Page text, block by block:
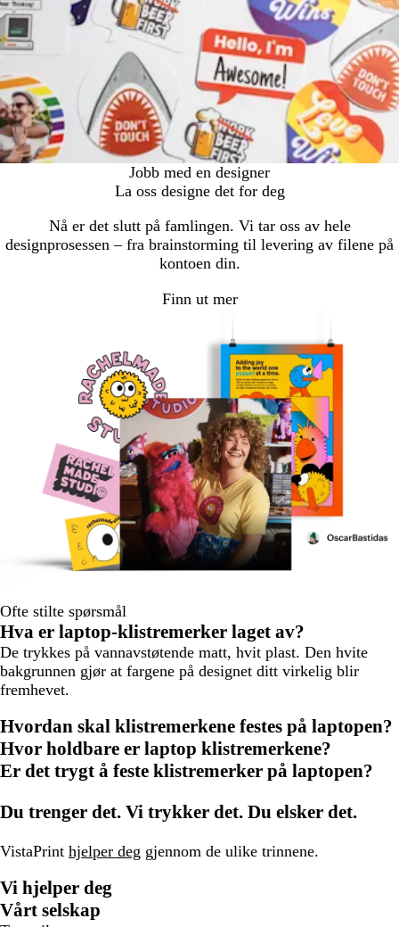
Jobb med en designer
La oss designe det for deg
Nå er det slutt på famlingen. Vi tar oss av hele
designprosessen – fra brainstorming til levering av filene på
kontoen din.
Finn ut mer
Ofte stilte spørsmål
Hva er laptop-klistremerker laget av?
De trykkes på vannavstøtende matt, hvit plast. Den hvite
bakgrunnen gjør at fargene på designet ditt virkelig blir
fremhevet.
Hvordan skal klistremerkene festes på laptopen?
Hvor holdbare er laptop klistremerkene?
Er det trygt å feste klistremerker på laptopen?
Du trenger det. Vi trykker det. Du elsker det.
VistaPrint hjelper deg gjennom de ulike trinnene.
Vi hjelper deg
Vårt selskap